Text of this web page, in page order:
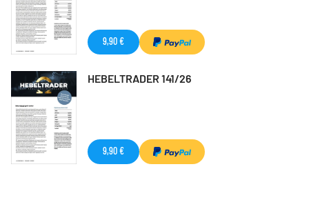
9,90 €
HEBELTRADER 141/26
9,90 €